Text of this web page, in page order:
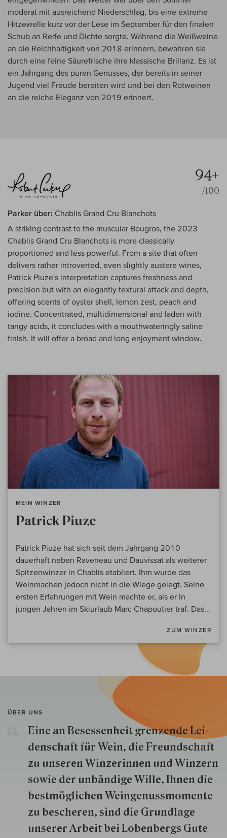
moderat mit ausreichend Niederschlag, bis eine extreme
Hitzewelle kurz vor der Lese im September für den finalen
Schub an Reife und Dichte sorgte. Während die Weißweine
an die Reichhaltigkeit von 2018 erinnern, bewahren sie
durch eine feine Säurefrische ihre klassische Brillanz. Es ist
ein Jahrgang des puren Genusses, der bereits in seiner
Jugend viel Freude bereiten wird und bei den Rotweinen
an die reiche Eleganz von 2019 erinnert.
94+
/100
Parker über: Chablis Grand Cru Blanchots
A striking contrast to the muscular Bougros, the 2023
Chablis Grand Cru Blanchots is more classically
proportioned and less powerful. From a site that often
delivers rather introverted, even slightly austere wines,
Patrick Piuze's interpretation captures freshness and
precision but with an elegantly textural attack and depth,
offering scents of oyster shell, lemon zest, peach and
iodine. Concentrated, multidimensional and laden with
tangy acids, it concludes with a mouthwateringly saline
finish. It will offer a broad and long enjoyment window.
MEIN WINZER
Patrick Piuze
Patrick Piuze hat sich seit dem Jahrgang 2010
dauerhaft neben Raveneau und Dauvissat als weiterer
Spitzenwinzer in Chablis etabliert. Ihm wurde das
Weinmachen jedoch nicht in die Wiege gelegt. Seine
ersten Erfahrungen mit Wein machte er, als er in
jungen Jahren im Skiurlaub Marc Chapoutier traf. Das...
ZUM WINZER
ÜBER UNS
Eine an Besessenheit gren­zende Lei­
den­schaft für Wein, die Freund­schaft
zu unseren Win­zer­innen und Win­zern
so­wie der un­bän­dige Wille, Ihnen die
best­mög­lich­en Wein­genuss­momente
zu besche­ren, sind die Grund­lage
unserer Arbeit bei Lobenbergs Gute